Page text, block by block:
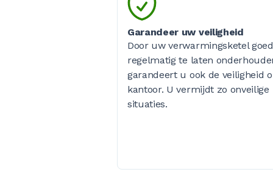
Garandeer uw veiligheid
Door uw verwarmingsketel
regelmatig te laten
garandeert u ook de veiligheid
kantoor. U vermijdt zo onveilige
situaties.